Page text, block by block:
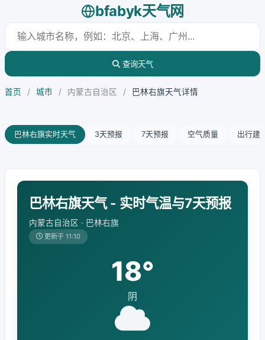
bfabyk天气网
查询天气
首页 / 城市 / 内蒙古自治区 / 巴林右旗天气详情
巴林右旗实时天气 3天预报 7天预报 空气质量 出行建
巴林右旗天气 - 实时气温与7天预报
内蒙古自治区 · 巴林右旗
更新于 11:10
18°
阴